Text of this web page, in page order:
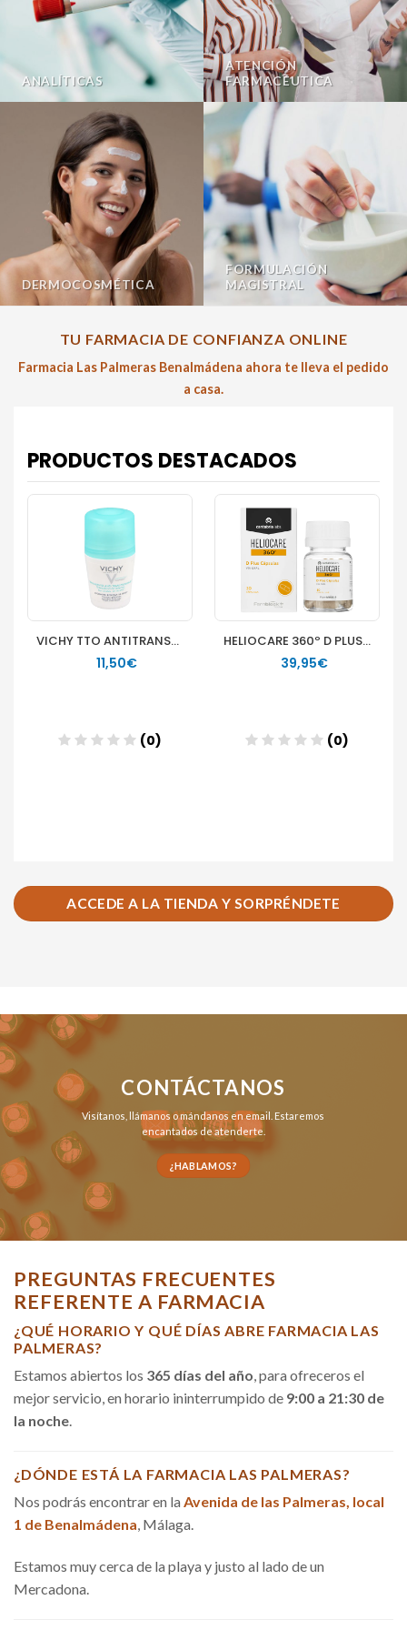
ANALÍTICAS
ATENCIÓN
FARMACÉUTICA
DERMOCOSMÉTICA
FORMULACIÓN
MAGISTRAL
TU FARMACIA DE CONFIANZA ONLINE
Farmacia Las Palmeras Benalmádena ahora te lleva el pedido
a casa.
ACCEDE A LA TIENDA Y SORPRÉNDETE
CONTÁCTANOS
Visítanos, llámanosomándanos en email . Estaremos
encantados de atenderte.
¿HABLAMOS?
PREGUNTAS FRECUENTES
REFERENTE A FARMACIA
¿QUÉ HORARIO Y QUÉ DÍAS ABRE FARMACIA LAS
PALMERAS?
Estamos abiertos los 365 días del año, para ofreceros el
mejor servicio, en horario ininterrumpido de 9:00 a 21:30 de
la noche.
¿DÓNDE ESTÁ LA FARMACIA LAS PALMERAS?
Nos podrás encontrar en la Avenida de las Palmeras, local
1 de Benalmádena, Málaga.
Estamos muy cerca de la playa y justo al lado de un
Mercadona.